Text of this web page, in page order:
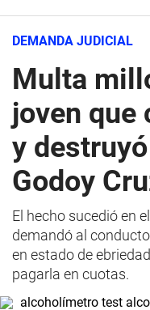
DEMANDA JUDICIAL
Multa
joven que
y
Godoy
El hecho sucedió en
demandó al
en estado de
pagarla en cuotas.